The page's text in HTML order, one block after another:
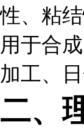
性、粘
用于合
加工、
二、